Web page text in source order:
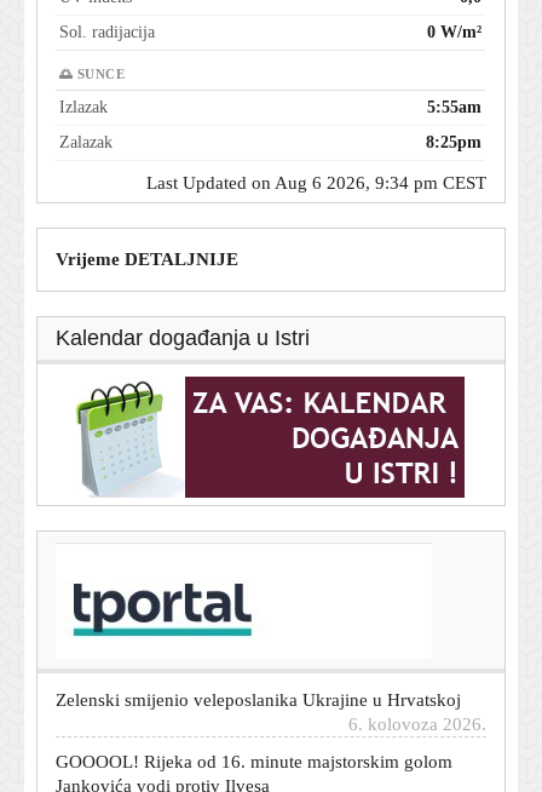
Sol. radijacija
0 W/m²
🌅 SUNCE
Izlazak
5:55am
Zalazak
8:25pm
Last Updated on Aug 6 2026, 9:34 pm CEST
Vrijeme DETALJNIJE
Kalendar događanja u Istri
Večer za pamćenje: Hajduk ovako nešto nije napravio
više od 20 godina
Zelenski smijenio veleposlanika Ukrajine u Hrvatskoj
6. kolovoza 2026.
GOOOOL! Rijeka od 16. minute majstorskim golom
Jankovića vodi protiv Ilvesa